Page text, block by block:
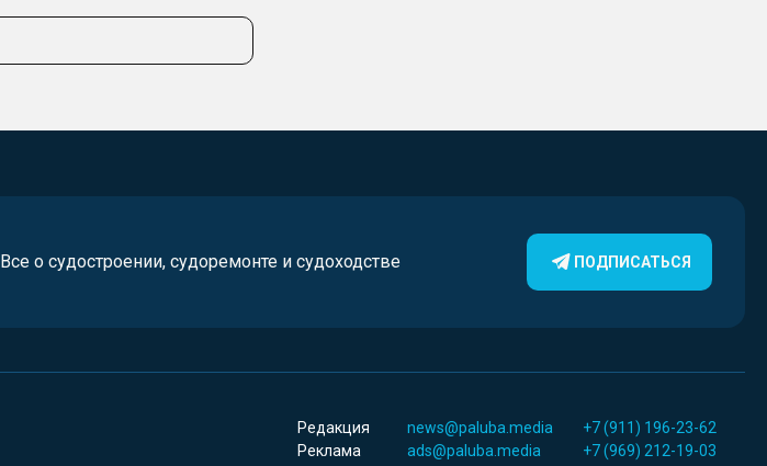
Все о судостроении, судоремонте и судоходстве ПОДПИСАТЬСЯ
Редакция news@paluba.media
+7 (911) 196-23-62
Реклама
ads@paluba.media
+7 (969) 212-19-03